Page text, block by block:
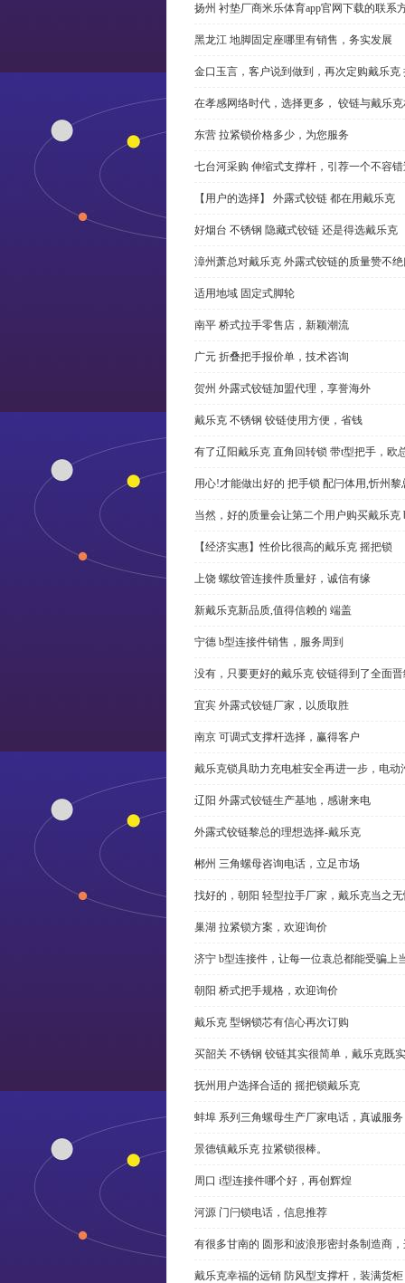
扬州 衬垫厂商米乐体育app官网下载的联系
黑龙江 地脚固定座哪里有销售，务实发展
金口玉言，客户说到做到，再次定购戴乐克
在孝感网络时代，选择更多， 铰链与戴乐
东营 拉紧锁价格多少，为您服务
七台河采购 伸缩式支撑杆，引荐一个不容
【用户的选择】 外露式铰链 都在用戴乐克
好烟台 不锈钢 隐藏式铰链 还是得选戴乐克
漳州萧总对戴乐克 外露式铰链的质量赞不
适用地域 固定式脚轮
南平 桥式拉手零售店，新颖潮流
广元 折叠把手报价单，技术咨询
贺州 外露式铰链加盟代理，享誉海外
戴乐克 不锈钢 铰链使用方便，省钱
有了辽阳戴乐克 直角回转锁 带t型把手，欧
用心!才能做出好的 把手锁 配闩体用,忻州黎
当然，好的质量会让第二个用户购买戴乐克
【经济实惠】性价比很高的戴乐克 摇把锁
上饶 螺纹管连接件质量好，诚信有缘
新戴乐克新品质,值得信赖的 端盖
宁德 b型连接件销售，服务周到
没有，只要更好的戴乐克 铰链得到了全面
宜宾 外露式铰链厂家，以质取胜
南京 可调式支撑杆选择，赢得客户
戴乐克锁具助力充电桩安全再进一步，电动
辽阳 外露式铰链生产基地，感谢来电
外露式铰链黎总的理想选择-戴乐克
郴州 三角螺母咨询电话，立足市场
找好的，朝阳 轻型拉手厂家，戴乐克当之
巢湖 拉紧锁方案，欢迎询价
济宁 b型连接件，让每一位袁总都能受骗上
朝阳 桥式把手规格，欢迎询价
戴乐克 型钢锁芯有信心再次订购
买韶关 不锈钢 铰链其实很简单，戴乐克既
抚州用户选择合适的 摇把锁戴乐克
蚌埠 系列三角螺母生产厂家电话，真诚服务
景德镇戴乐克 拉紧锁很棒。
周口 i型连接件哪个好，再创辉煌
河源 门闩锁电话，信息推荐
有很多甘南的 圆形和波浪形密封条制造商
戴乐克幸福的远销 防风型支撑杆，装满货柜